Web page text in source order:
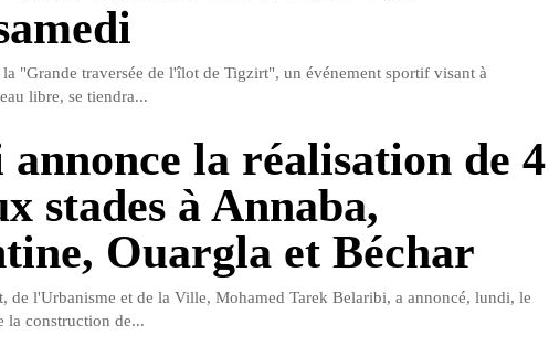
"Grande traversée de l'îlot de Tigzirt", un événement sportif visant à
libre, se tiendra...
la réalisation de 4
stades à Annaba,
Ouargla et Béchar
de l'Urbanisme et de la Ville, Mohamed Tarek Belaribi, a annoncé, lundi, le
la construction de...